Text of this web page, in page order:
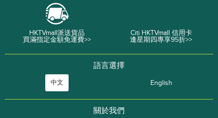
HKTVmall派送貨品
買滿指定金額免運費>>
Citi HKTVmall 信用卡
逢星期四專享95折>>
語言選擇
中文 English
關於我們